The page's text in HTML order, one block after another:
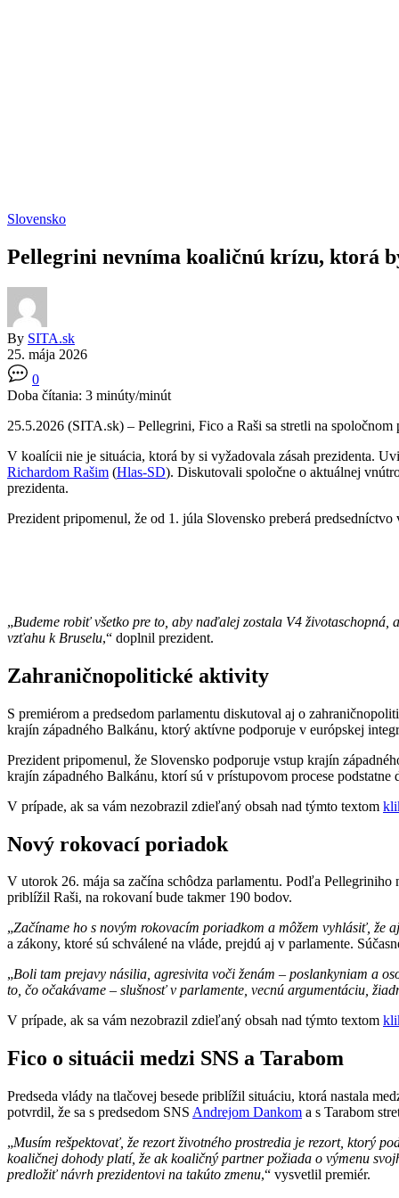
Slovensko
Pellegrini nevníma koaličnú krízu, ktorá
By SITA.sk
25. mája 2026
0
Doba čítania: 3 minúty/minút
25.5.2026 (SITA.sk) – Pellegrini, Fico a Raši sa stretli na
V koalícii nie je situácia, ktorá by si vyžadovala zásah prezidenta.
Richardom Rašim (Hlas-SD). Diskutovali spoločne o aktuálnej
prezidenta.
Prezident pripomenul, že od 1. júla Slovensko preberá predsedníctvo
„Budeme robiť všetko pre to, aby naďalej zostala V4
vzťahu k Bruselu,“ doplnil prezident.
Zahraničnopolitické aktivity
S premiérom a predsedom parlamentu diskutoval aj o
krajín západného Balkánu, ktorý aktívne podporuje v európskej
Prezident pripomenul, že Slovensko podporuje vstup krajín
krajín západného Balkánu, ktorí sú v prístupovom procese podstatne
V prípade, ak sa vám nezobrazil zdieľaný obsah nad týmto textom
Nový rokovací poriadok
V utorok 26. mája sa začína schôdza parlamentu. Podľa
priblížil Raši, na rokovaní bude takmer 190 bodov.
„Začíname ho s novým rokovacím poriadkom a môžem vyhlásiť, že
a zákony, ktoré sú schválené na vláde, prejdú aj v parlamente.
„Boli tam prejavy násilia, agresivita voči ženám – poslankyniam a
to, čo očakávame – slušnosť v parlamente, vecnú argumentáciu,
V prípade, ak sa vám nezobrazil zdieľaný obsah nad týmto textom
Fico o situácii medzi SNS a Tarabom
Predseda vlády na tlačovej besede priblížil situáciu, ktorá nastala
potvrdil, že sa s predsedom SNS Andrejom Dankom a s Tarabom
„Musím rešpektovať, že rezort životného prostredia je rezort, ktorý
koaličnej dohody platí, že ak koaličný partner požiada o výmenu
predložiť návrh prezidentovi na takúto zmenu,“ vysvetlil premiér.